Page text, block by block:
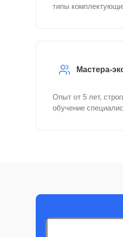
типы
Мастера-
Опыт от 5 лет,
обучение